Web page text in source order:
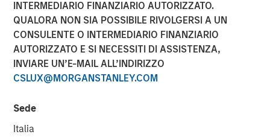
INTERMEDIARIO FINANZIARIO AUTORIZZATO.
QUALORA NON SIA POSSIBILE RIVOLGERSI A UN
CONSULENTE O INTERMEDIARIO FINANZIARIO
AUTORIZZATO E SI NECESSITI DI ASSISTENZA,
INVIARE UN’E-MAIL ALL’INDIRIZZO
CSLUX@MORGANSTANLEY.COM
Sede
Italia